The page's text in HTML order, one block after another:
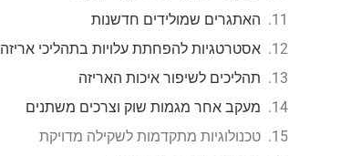
האתגרים שמולידים חדשנות
אסטרטגיות להפחתת עלויות בתהליכי אריזה
תהליכים לשיפור איכות האריזה
מעקב אחר מגמות שוק וצרכים משתנים
טכנולוגיות מתקדמות לשקילה מדויקת